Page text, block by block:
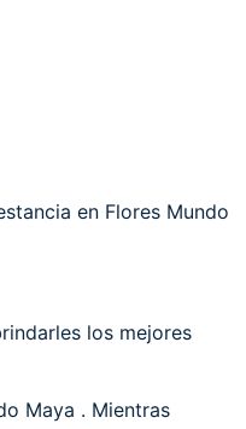
en Flores Mundo
los mejores
Maya . Mientras